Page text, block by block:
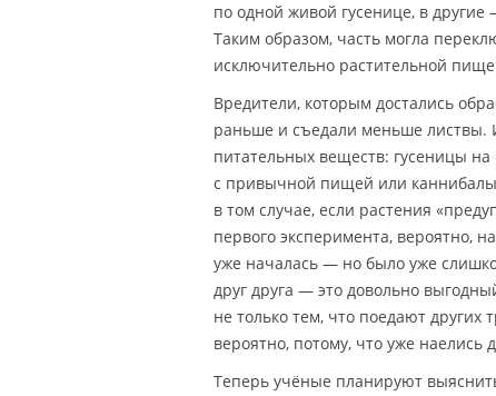
по одной живой гусенице, в
Таким образом, часть могла
исключительно растительной
Вредители, которым достались
раньше и съедали меньше листвы.
питательных веществ: гусеницы
с привычной пищей или
в том случае, если растения
первого эксперимента, вероятно,
уже началась — но было уже
друг друга — это довольно
не только тем, что поедают других
вероятно, потому, что уже наелись
Теперь учёные планируют